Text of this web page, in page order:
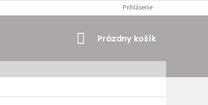
Prihlásenie
NÁKUPNÝ
Prázdny košík